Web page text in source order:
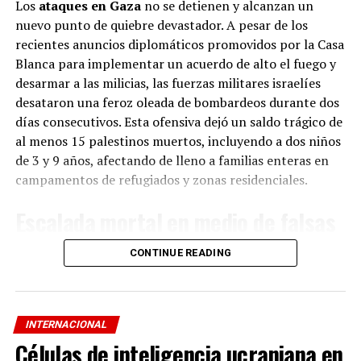
Twitter: @webelliberal
Tiktok: @diarioelliberal
ADVERTISEMENT
Si te interesa saber más sobre este y otros temas
visitaDiario El Liberaly agrégalo a tu lista de favoritos.
RELATED TOPICS: DESTACADOS INTERNACIONAL
Putin ratificará el viernes la anexión de territorios
ucranianos
Los ataques en Gazano se detienen y alcanzan un
nuevo punto de quiebre devastador. A pesar de los
recientes anuncios diplomáticos promovidos por la Casa
Blanca para implementar un acuerdo de alto el fuego y
desarmar a las milicias, las fuerzas militares israelíes
desataron una feroz oleada de bombardeos durante dos
días consecutivos. Esta ofensiva dejó un saldo trágico de
al menos 15 palestinos muertos, incluyendo a dos niños
de 3 y 9 años, afectando de lleno a familias enteras en
campamentos de refugiados y zonas residenciales.
La aviación y artillería de Israel golpearon puntos
vulnerables en la ciudad de Gaza, Deir el-Balah y Khan
Younis. Entre las víctimas fatales se reportan historias
CONTINUE READING
INTERNACIONAL
Células de inteligencia ucraniana en